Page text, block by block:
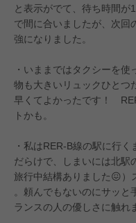
と表示がでて、待ち時間が
で間に合いましたが、次回
強になりました。
・いままではタクシーを
物も大きいリュックひとつ
早くてよかったです！
トかも。
・私はRER-B線の駅に行
だらけで、しまいには北駅
旅行中結構ありました😖）
。頼んでもないのにサッ
ランスの人の優しさに触れ